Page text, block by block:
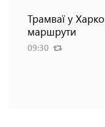
Трамваї у
маршрути
09:30